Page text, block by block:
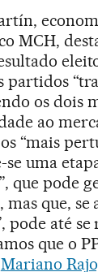
MCH,
partidos
os dois
ao
“mais
uma
que pode
que,
pode até
que o
Mariano